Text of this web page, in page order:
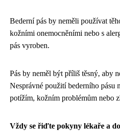
Bederní pás by neměli používat
kožními onemocněními nebo s
pás vyroben.
Pás by neměl být příliš těsný, aby
Nesprávné použití bederního pásu
potížím, kožním problémům nebo
Vždy se řiďte pokyny lékaře a